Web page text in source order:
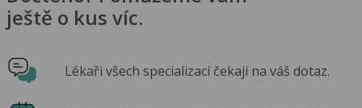
ještě o kus víc.
Lékaři všech specializací čekají na váš dotaz.